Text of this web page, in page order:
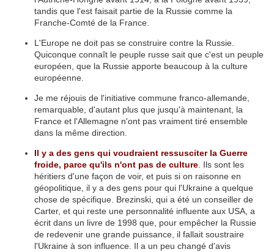
tandis que l'est faisait partie de la Russie comme la
Franche-Comté de la France.
L'Europe ne doit pas se construire contre la Russie.
Quiconque connaît le peuple russe sait que c'est un peuple
européen, que la Russie apporte beaucoup à la culture
européenne.
Je me réjouis de l'initiative commune franco-allemande,
remarquable, d'autant plus que jusqu'à maintenant, la
France et l'Allemagne n'ont pas vraiment tiré ensemble
dans la même direction.
Il y a des gens qui voudraient ressusciter la Guerre
froide, parce qu'ils n'ont pas de culture . Ils sont les
héritiers d'une façon de voir, et puis si on raisonne en
géopolitique, il y a des gens pour qui l'Ukraine a quelque
chose de spécifique. Brezinski, qui a été un conseiller de
Carter, et qui reste une personnalité influente aux USA, a
écrit dans un livre de 1998 que, pour empêcher la Russie
de redevenir une grande puissance, il fallait soustraire
l'Ukraine à son influence. Il a un peu changé d'avis